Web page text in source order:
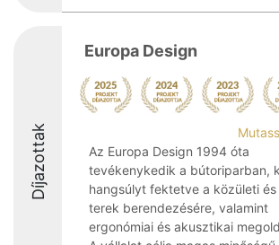
Díjazottak
Europa Design
Az Europa Design 1994 óta
tevékenykedik a bútoriparban,
hangsúlyt fektetve a közületi
terek berendezésére, valamint
ergonómiai és akusztikai